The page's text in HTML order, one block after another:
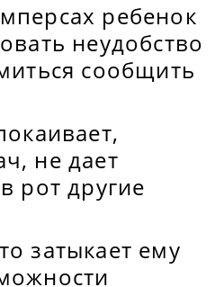
ребенок
неудобство
сообщить
не дает
рот другие
затыкает ему